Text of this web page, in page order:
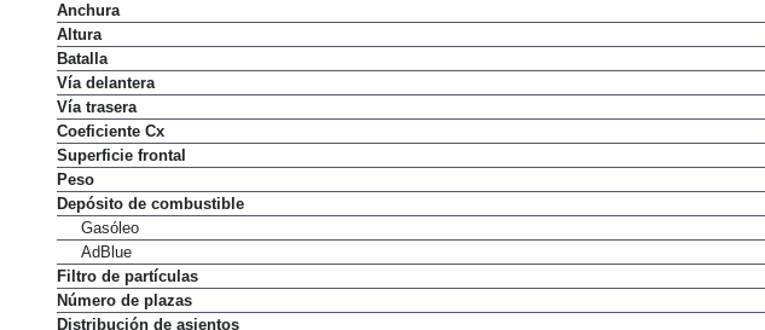
Anchura
Altura
Batalla
Vía delantera
Vía trasera
Coeficiente Cx
Superficie frontal
Peso
Depósito de combustible
Gasóleo
AdBlue
Filtro de partículas
Número de plazas
Distribución de asientos